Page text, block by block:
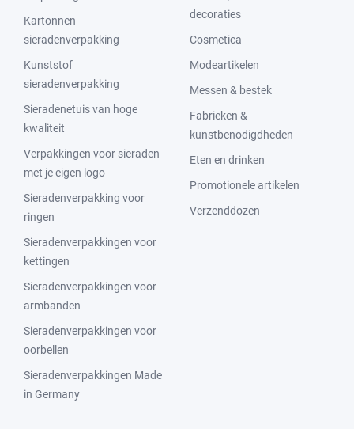
Kartonnen
sieradenverpakking
Kunststof
sieradenverpakking
Sieradenetuis van hoge
kwaliteit
Verpakkingen voor sieraden
met je eigen logo
Sieradenverpakking voor
ringen
Sieradenverpakkingen voor
kettingen
Sieradenverpakkingen voor
armbanden
Sieradenverpakkingen voor
oorbellen
Sieradenverpakkingen Made
in Germany
decoraties
Cosmetica
Modeartikelen
Messen & bestek
Fabrieken &
kunstbenodigdheden
Eten en drinken
Promotionele artikelen
Verzenddozen